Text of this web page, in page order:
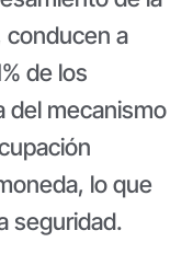
conducen a
de los
del mecanismo
lo que
seguridad.